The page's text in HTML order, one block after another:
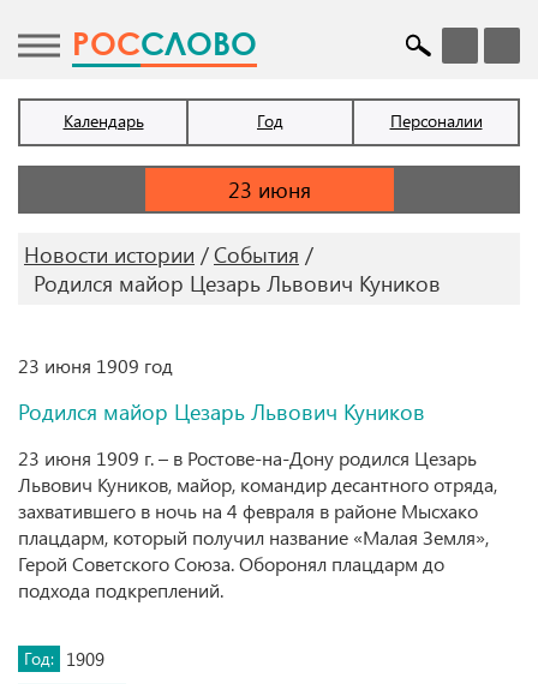
POCСЛОВО
Календарь Год Персоналии
Новости истории
События
Родился майор Цезарь Львович Куников
23 июня 1909 год
Родился майор Цезарь Львович Куников
23 июня 1909 г. – в Ростове-на-Дону родился Цезарь
Львович Куников, майор, командир десантного отряда,
захватившего в ночь на 4 февраля в районе Мысхако
плацдарм, который получил название «Малая Земля»,
Герой Советского Союза. Оборонял плацдарм до
подхода подкреплений.
Год: 1909